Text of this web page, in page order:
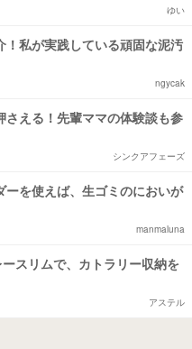
ゆい
！私が実践している頑固な泥汚
ngycak
さえる！先輩ママの体験談も参
シンクアフェーズ
ーを使えば、生ゴミのにおいが
manmaluna
ースリムで、カトラリー収納を
アステル